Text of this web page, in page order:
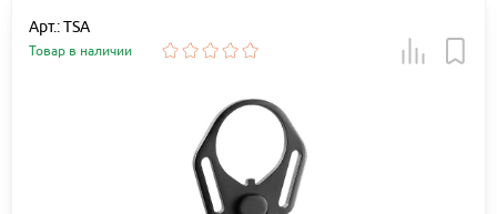
Арт.: TSA
Товар в наличии